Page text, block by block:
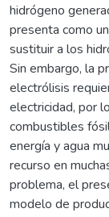
hidrógeno
presenta como
sustituir a los
Sin embargo, la
electrólisis
electricidad, por
combustibles
energía y agua
recurso en
problema, el
modelo de